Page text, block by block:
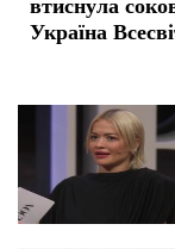
втиснула
Україна